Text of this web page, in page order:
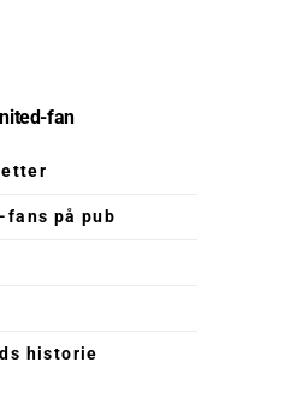
fan
fans på pub
historie